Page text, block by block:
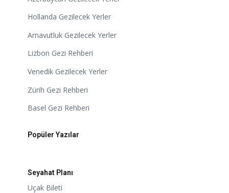
Hollanda Gezilecek Yerler
Arnavutluk Gezilecek Yerler
Lizbon Gezi Rehberi
Venedik Gezilecek Yerler
Zürih Gezi Rehberi
Basel Gezi Rehberi
Popüler Yazılar
Seyahat Planı
Uçak Bileti